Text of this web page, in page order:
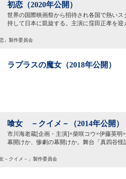
初恋（2020年公開）
世界の国際映画祭から招待され各国で熱い
持して日本に凱旋する。主演に窪田正孝を
」製作委員会
ラプラスの魔女（2018年公開）
喰女 －クイメ－（2014年公開）
市川海老蔵[企画・主演]×柴咲コウ×伊藤英
幕開けか、惨劇の幕開けか。舞台「真四谷
－クイメ－」製作委員会